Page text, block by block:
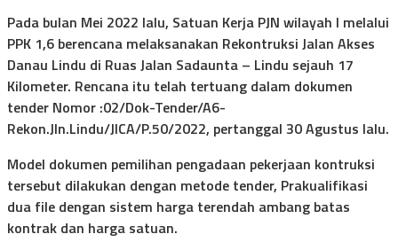
Pada bulan Mei 2022 lalu, Satuan Kerja PJN wilayah I melalui
PPK 1,6 berencana melaksanakan Rekontruksi Jalan Akses
Danau Lindu di Ruas Jalan Sadaunta – Lindu sejauh 17
Kilometer. Rencana itu telah tertuang dalam dokumen
tender Nomor :02/Dok-Tender/A6-
Rekon.Jln.Lindu/JICA/P.50/2022, pertanggal 30 Agustus lalu.
Model dokumen pemilihan pengadaan pekerjaan kontruksi
tersebut dilakukan dengan metode tender, Prakualifikasi
dua file dengan sistem harga terendah ambang batas
kontrak dan harga satuan.